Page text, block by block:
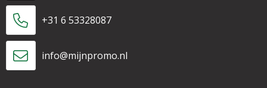
+31 6 53328087
info@mijnpromo.nl